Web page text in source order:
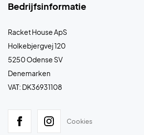
Bedrijfsinformatie
Racket House ApS
Holkebjergvej 120
5250 Odense SV
Denemarken
VAT: DK36931108
Cookies